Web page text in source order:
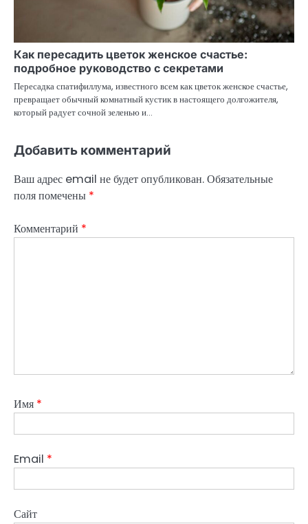
Как пересадить цветок женское счастье:
подробное руководство с секретами
Пересадка спатифиллума, известного всем как цветок женское счастье,
превращает обычный комнатный кустик в настоящего долгожителя,
который радует сочной зеленью и…
Добавить комментарий
Ваш адрес email не будет опубликован.Обязательные
поля помечены *
Комментарий *
Имя *
Email *
Сайт